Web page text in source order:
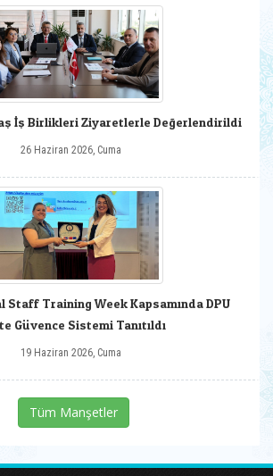
İş Birlikleri Ziyaretlerle Değerlendirildi
26 Haziran 2026, Cuma
Staff Training Week Kapsamında DPU
Güvence Sistemi Tanıtıldı
19 Haziran 2026, Cuma
Tüm Manşetler